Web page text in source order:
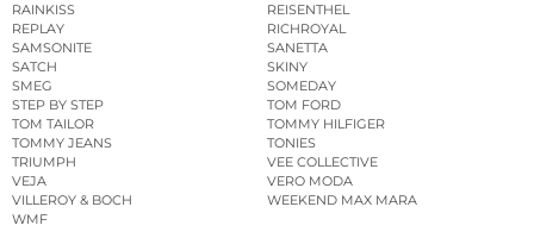
RAINKISS
REISENTHEL
REPLAY
RICHROYAL
SAMSONITE
SANETTA
SATCH
SKINY
SMEG
SOMEDAY
STEP BY STEP
TOM FORD
TOM TAILOR
TOMMY HILFIGER
TOMMY JEANS
TONIES
TRIUMPH
VEE COLLECTIVE
VEJA
VERO MODA
VILLEROY & BOCH
WEEKEND MAX MARA
WMF